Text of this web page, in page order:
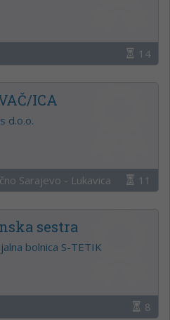
14
ICA
d.o.o.
Sarajevo - Lukavica 11
sestra
bolnica S-TETIK
8